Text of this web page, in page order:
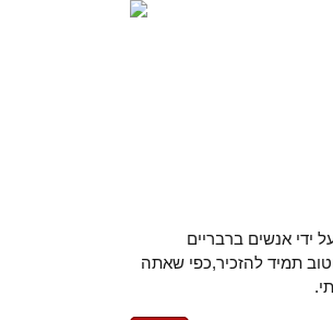
ידי אנשים ברבריים
תמיד להזכיר,כפי שאתה